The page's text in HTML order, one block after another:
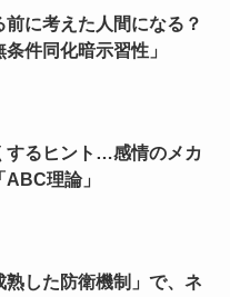
前に考えた人間になる？
条件同化暗示習性」
するヒント…感情のメカ
理論」
熟した防衛機制」で、ネ